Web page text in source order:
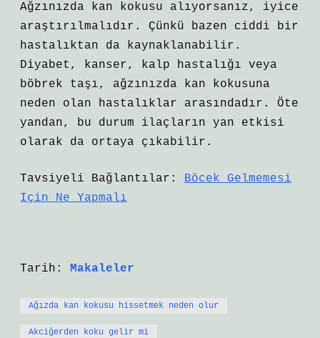
Ağzınızda kan kokusu alıyorsanız, iyice
araştırılmalıdır. Çünkü bazen ciddi bir
hastalıktan da kaynaklanabilir.
Diyabet, kanser, kalp hastalığı veya
böbrek taşı, ağzınızda kan kokusuna
neden olan hastalıklar arasındadır. Öte
yandan, bu durum ilaçların yan etkisi
olarak da ortaya çıkabilir.
Tavsiyeli Bağlantılar: Böcek Gelmemesi
Için Ne Yapmalı
Tarih: Makaleler
Ağızda kan kokusu hissetmek neden olur
Akciğerden koku gelir mi